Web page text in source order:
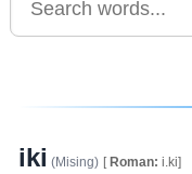
iki (Mising) [Roman: i.ki]